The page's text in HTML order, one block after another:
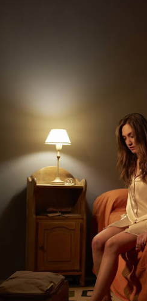
inesperadamente- y el
y admirando se detuvo,
adorable y honesta como
tan amorosa y atenta
a palmo... Cómo no
Ferrero, que resultó,
en Más bello que la
para gente adulta,
y más allá,
Rob Reiner -como es
fue víctima de la muerte
quilates. Una jugarreta
individuos desalmados
, costó asumir.